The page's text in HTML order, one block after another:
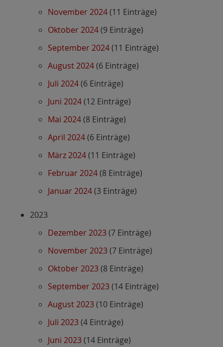
November 2024(11 Einträge)
Oktober 2024(9 Einträge)
September 2024(11 Einträge)
August 2024(6 Einträge)
Juli 2024(6 Einträge)
Juni 2024(12 Einträge)
Mai 2024(8 Einträge)
April 2024(6 Einträge)
März 2024(11 Einträge)
Februar 2024(8 Einträge)
Januar 2024(3 Einträge)
2023
Dezember 2023(7 Einträge)
November 2023(7 Einträge)
Oktober 2023(8 Einträge)
September 2023(14 Einträge)
August 2023(10 Einträge)
Juli 2023(4 Einträge)
Juni 2023(14 Einträge)